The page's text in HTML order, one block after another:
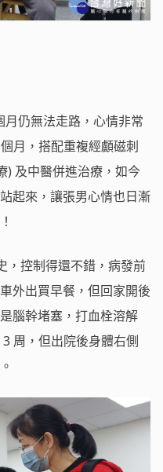
仍無法走路，心情非常
月，搭配重複經顱磁刺
) 及中醫併進治療，如今
起來，讓張男心情也日漸
，控制得還不錯，病發前
外出買早餐，但回家開後
腦幹堵塞，打血栓溶解
周，但出院後身體右側